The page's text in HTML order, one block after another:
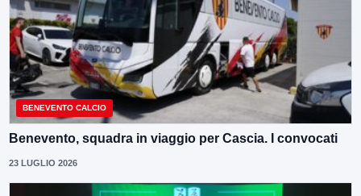
BENEVENTO CALCIO
Benevento, squadra in viaggio per Cascia. I convocati
23 LUGLIO 2026